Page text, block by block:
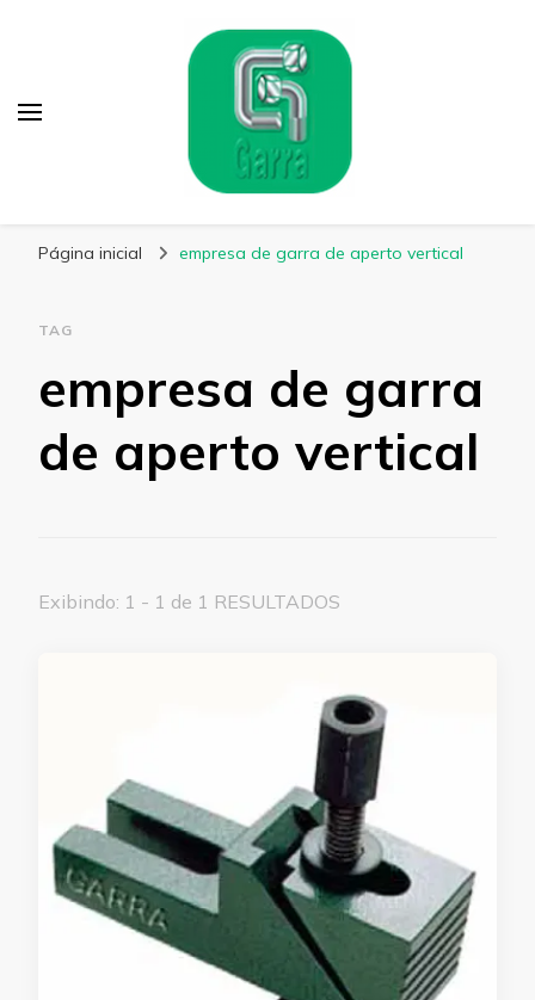
Página inicial empresa de garra de aperto vertical
TAG
empresa de garra
de aperto vertical
Exibindo: 1 - 1 de 1 RESULTADOS